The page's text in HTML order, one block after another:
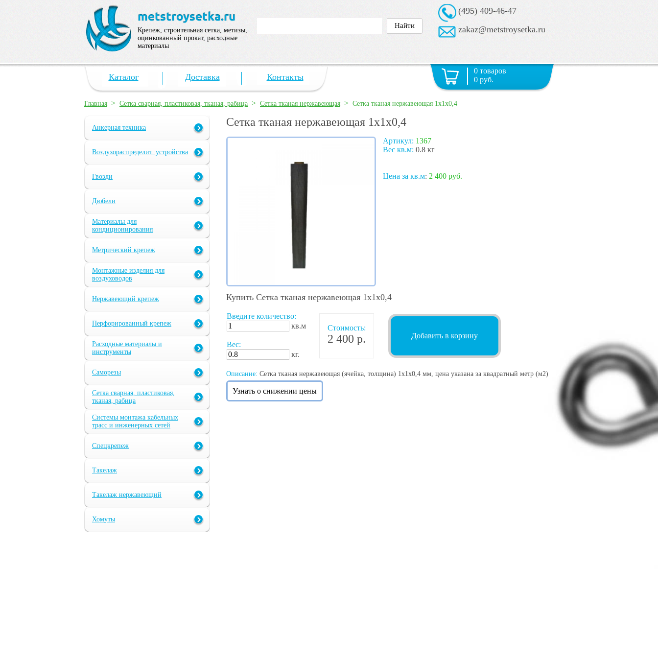
Крепеж, строительная сетка, метизы,
оцинкованный прокат, расходные
материалы
(495) 409-46-47
zakaz@metstroysetka.ru
Каталог Доставка Контакты
0 товаров
0 руб.
Главная > Сетка сварная, пластиковая, тканая, рабица > Сетка тканая нержавеющая > Сетка тканая нержавеющая 1х1х0,4
Анкерная техника
Воздухораспределит. устройства
Гвозди
Дюбели
Материалы для
кондиционирования
Метрический крепеж
Монтажные изделия для
воздуховодов
Нержавеющий крепеж
Перфорированный крепеж
Расходные материалы и
инструменты
Саморезы
Сетка сварная, пластиковая,
тканая, рабица
Системы монтажа кабельных
трасс и инженерных сетей
Спецкрепеж
Такелаж
Такелаж нержавеющий
Хомуты
Сетка тканая нержавеющая 1х1х0,4
Артикул: 1367
Вес кв.м: 0.8 кг
Цена за кв.м: 2 400 руб.
Купить Сетка тканая нержавеющая 1х1х0,4
Введите количество:
кв.м
Вес:
кг.
Стоимость:
2 400 р. Добавить в корзину
Описание: Сетка тканая нержавеющая (ячейка, толщина) 1х1х0,4 мм, цена указана за квадратный метр (м2)
Узнать о снижении цены